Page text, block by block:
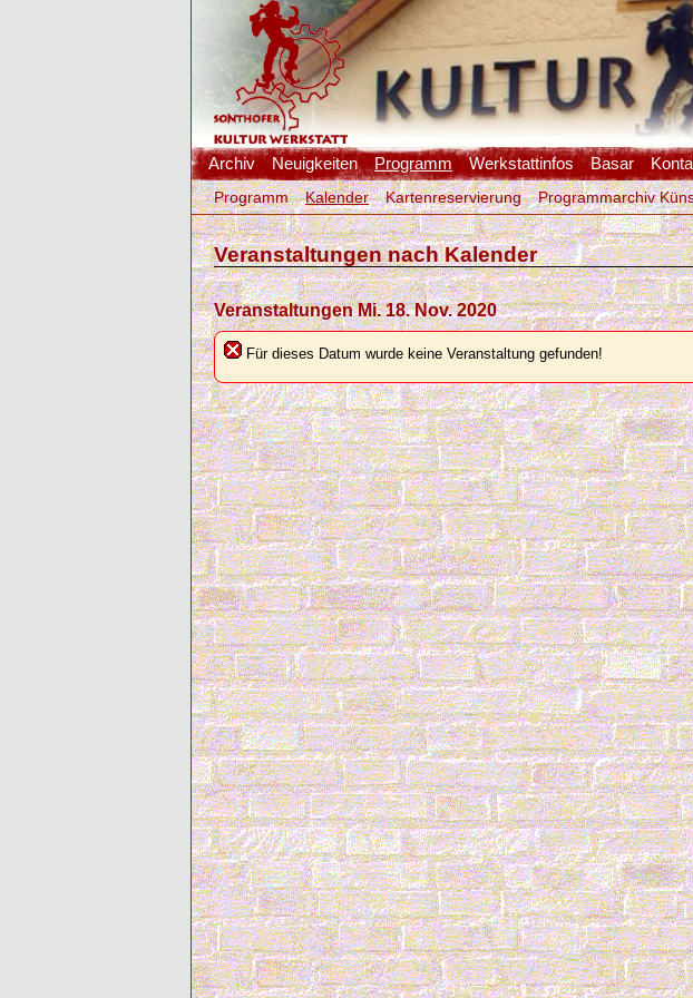
Archiv Neuigkeiten Programm Werkstattinfos Basar
Programm Kalender Kartenreservierung Programmarchiv
Veranstaltungen nach Kalender
Veranstaltungen Mi. 18. Nov. 2020
Für dieses Datum wurde keine Veranstaltung gefunden!